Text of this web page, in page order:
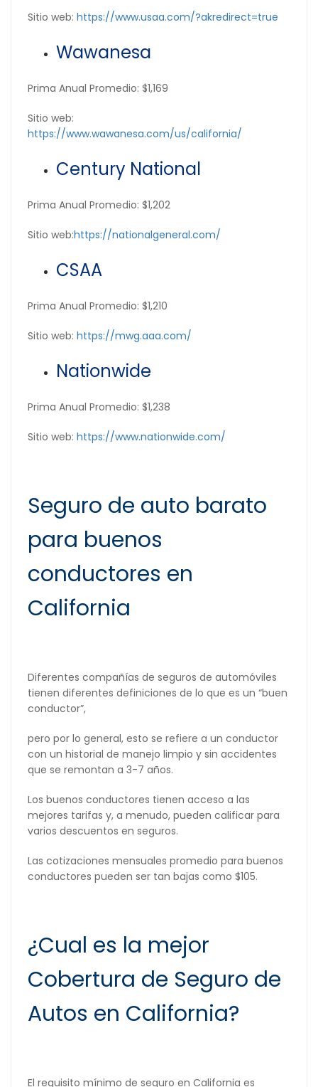
Sitio web: https://www.usaa.com/?akredirect=true
Wawanesa
Prima Anual Promedio: $1,169
Sitio web:
https://www.wawanesa.com/us/california/
Century National
Prima Anual Promedio: $1,202
Sitio web:https://nationalgeneral.com/
CSAA
Prima Anual Promedio: $1,210
Sitio web: https://mwg.aaa.com/
Nationwide
Prima Anual Promedio: $1,238
Sitio web: https://www.nationwide.com/
Seguro de auto barato
para buenos
conductores en
California
Diferentes compañías de seguros de automóviles
tienen diferentes definiciones de lo que es un “buen
conductor”,
pero por lo general, esto se refiere a un conductor
con un historial de manejo limpio y sin accidentes
que se remontan a 3-7 años.
Los buenos conductores tienen acceso a las
mejores tarifas y, a menudo, pueden calificar para
varios descuentos en seguros.
Las cotizaciones mensuales promedio para buenos
conductores pueden ser tan bajas como $105.
¿Cual es la mejor
Cobertura de Seguro de
Autos en California?
El requisito mínimo de seguro en California es